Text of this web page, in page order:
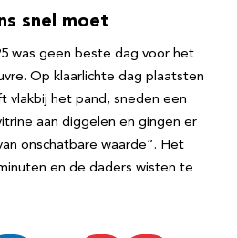
snel moet
was geen beste dag voor het
Op klaarlichte dag plaatsten
vlakbij het pand, sneden een
aan diggelen en gingen er
onschatbare waarde”. Het
en de daders wisten te